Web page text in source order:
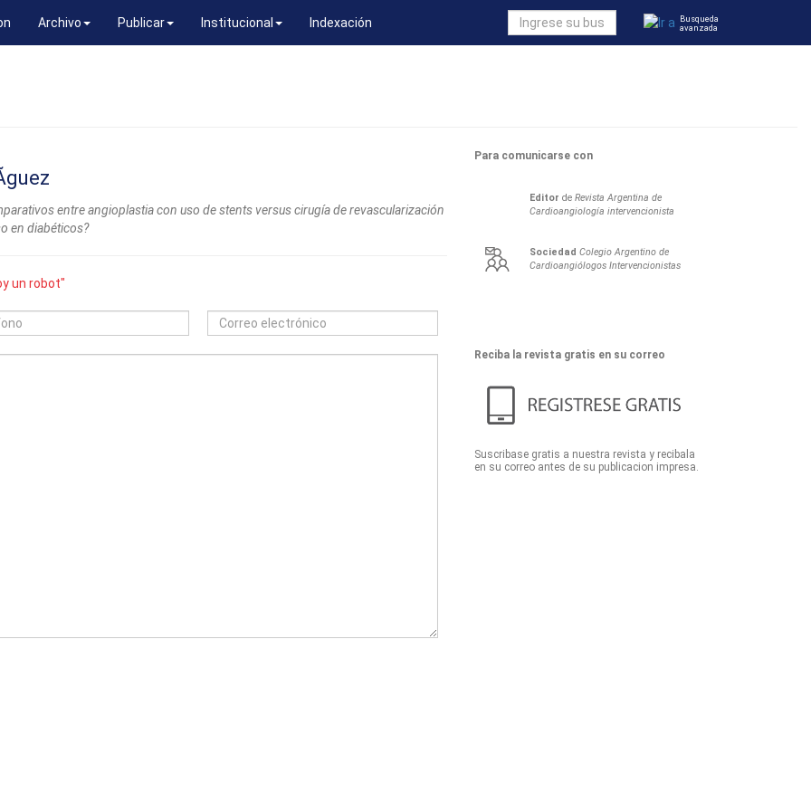
Archivo Publicar Institucional Indexación
Busqueda
avanzada
entre angioplastia con uso de stents versus cirugía de revascularización
en diabéticos?
un robot"
Para comunicarse con
Editor de Revista Argentina de
Cardioangiología intervencionista
Sociedad Colegio Argentino de
Cardioangiólogos Intervencionistas
Reciba la revista gratis en su correo
Suscribase gratis a nuestra revista y recibala
en su correo antes de su publicacion impresa.